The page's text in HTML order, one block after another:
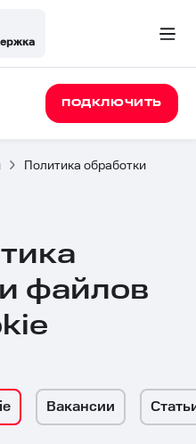
ПОДКЛЮЧИТЬ
Политика обработки
файлов
Вакансии